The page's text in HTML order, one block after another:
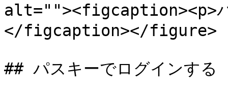
alt=""><figcaption><p>パ
</figcaption></figure>
## パスキーでログインする